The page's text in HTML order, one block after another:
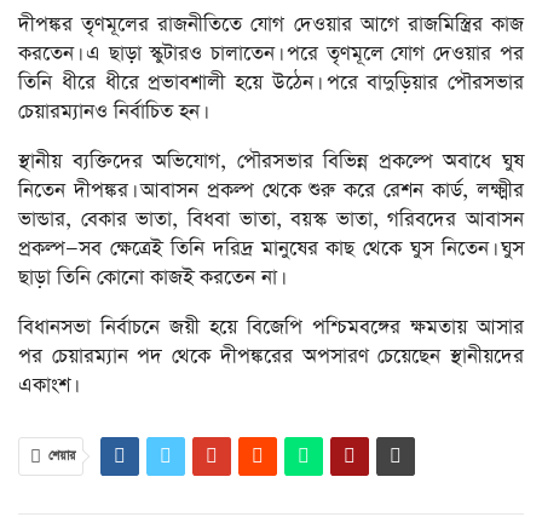
দীপঙ্কর তৃণমূলের রাজনীতিতে যোগ দেওয়ার আগে রাজমিস্ত্রির কাজ
করতেন। এ ছাড়া স্কুটারও চালাতেন। পরে তৃণমূলে যোগ দেওয়ার পর
তিনি ধীরে ধীরে প্রভাবশালী হয়ে উঠেন। পরে বাদুড়িয়ার পৌরসভার
চেয়ারম্যানও নির্বাচিত হন।
স্থানীয় ব্যক্তিদের অভিযোগ, পৌরসভার বিভিন্ন প্রকল্পে অবাধে ঘুষ
নিতেন দীপঙ্কর। আবাসন প্রকল্প থেকে শুরু করে রেশন কার্ড, লক্ষ্মীর
ভান্ডার, বেকার ভাতা, বিধবা ভাতা, বয়স্ক ভাতা, গরিবদের আবাসন
প্রকল্প—সব ক্ষেত্রেই তিনি দরিদ্র মানুষের কাছ থেকে ঘুস নিতেন। ঘুস
ছাড়া তিনি কোনো কাজই করতেন না।
বিধানসভা নির্বাচনে জয়ী হয়ে বিজেপি পশ্চিমবঙ্গের ক্ষমতায় আসার
পর চেয়ারম্যান পদ থেকে দীপঙ্করের অপসারণ চেয়েছেন স্থানীয়দের
একাংশ।
শেয়ার